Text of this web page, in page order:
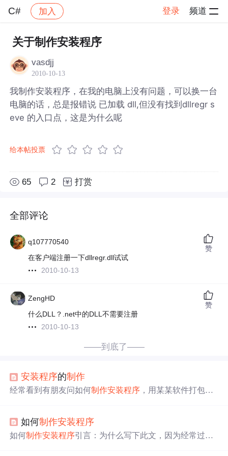
C# 加入 登录 频道
社区 C# 帖子详情
关于制作安装程序
vasdjj
2010-10-13
我制作安装程序，在我的电脑上没有问题，可以换一台
电脑的话，总是报错说 已加载 dll,但没有找到dllregr s
eve 的入口点，这是为什么呢
给本帖投票
65 2 打赏
全部评论
q107770540
在客户端注册一下dllregr.dll试试
2010-10-13
赞
ZengHD
什么DLL？.net中的DLL不需要注册
2010-10-13
赞
——到底了——
安装程序的制作
经常看到有朋友问如何制作安装程序 ，用某某软件打包生
能对大家有所帮助。 下面请出今天的主角――winrar.对，
我就是用WINRAR制作 安装程序的，它的功能虽没有setup
如何制作安装程序
如何制作安装程序引言：为什么写下此文，因为经常过个